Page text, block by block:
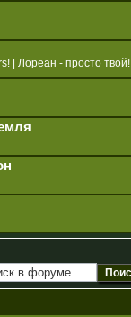
| Лореан - просто твой!